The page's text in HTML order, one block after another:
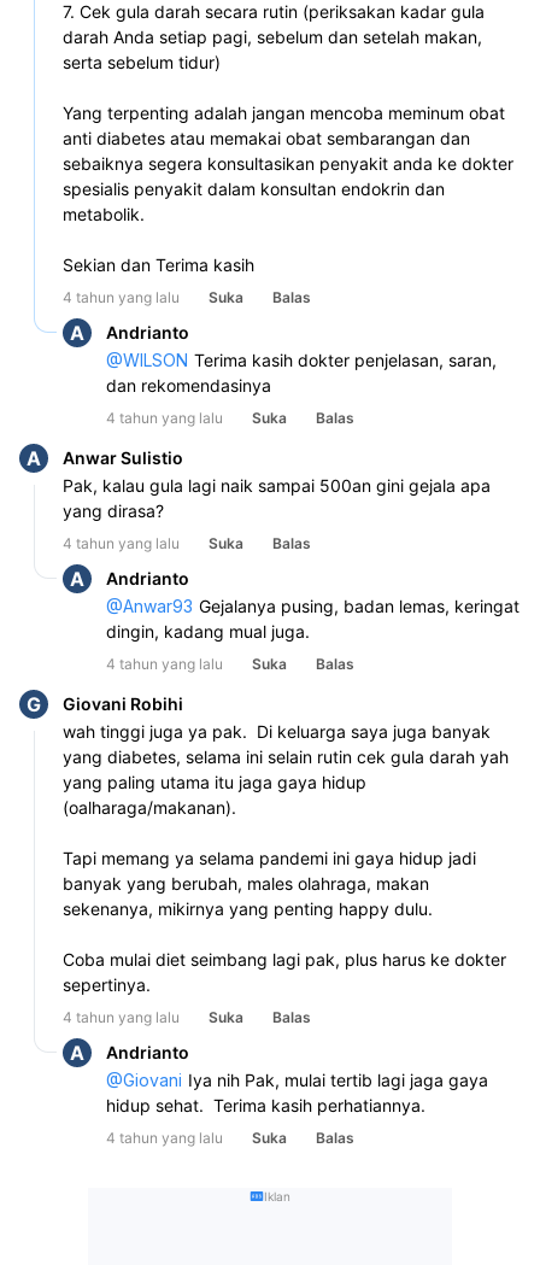
7. Cek gula darah secara rutin (periksakan kadar gula
darah Anda setiap pagi, sebelum dan setelah makan,
serta sebelum tidur)
Yang terpenting adalah jangan mencoba meminum obat
anti diabetes atau memakai obat sembarangan dan
sebaiknya segera konsultasikan penyakit anda ke dokter
spesialis penyakit dalam konsultan endokrin dan
metabolik.
Sekian dan Terima kasih
4 tahun yang lalu Suka Balas
A
Andrianto
@WILSON Terima kasih dokter penjelasan, saran,
dan rekomendasinya
4 tahun yang lalu Suka Balas
A
Anwar Sulistio
Pak, kalau gula lagi naik sampai 500an gini gejala apa
yang dirasa?
4 tahun yang lalu Suka Balas
A
Andrianto
@Anwar93 Gejalanya pusing, badan lemas, keringat
dingin, kadang mual juga.
4 tahun yang lalu Suka Balas
G
Giovani Robihi
wah tinggi juga ya pak.  Di keluarga saya juga banyak
yang diabetes, selama ini selain rutin cek gula darah yah
yang paling utama itu jaga gaya hidup
(oalharaga/makanan).
Tapi memang ya selama pandemi ini gaya hidup jadi
banyak yang berubah, males olahraga, makan
sekenanya, mikirnya yang penting happy dulu.
Coba mulai diet seimbang lagi pak, plus harus ke dokter
sepertinya.
4 tahun yang lalu Suka Balas
A
Andrianto
@Giovani Iya nih Pak, mulai tertib lagi jaga gaya
hidup sehat.  Terima kasih perhatiannya.
4 tahun yang lalu Suka Balas
Iklan